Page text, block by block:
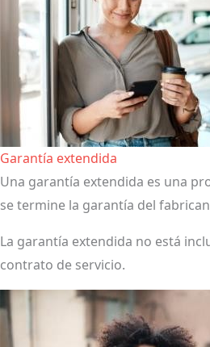
Garantía extendida
Una garantía extendida es una
se termine la garantía del
La garantía extendida no está
contrato de servicio.